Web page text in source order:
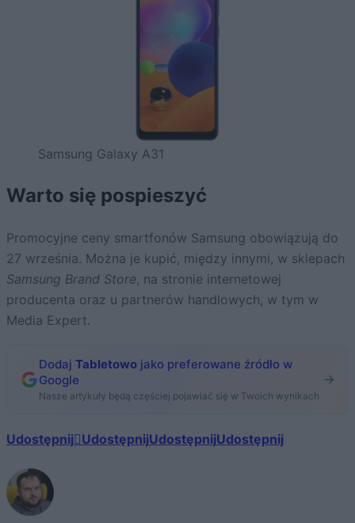
Samsung Galaxy A31
Warto się pospieszyć
Promocyjne ceny smartfonów Samsung obowiązują do
27 września. Można je kupić, między innymi, w sklepach
Samsung Brand Store, na stronie internetowej
producenta oraz u partnerów handlowych, w tym w
Media Expert.
Dodaj Tabletowo jako preferowane źródło w
Google
Nasze artykuły będą częściej pojawiać się w Twoich wynikach
Udostępnij UdostępnijUdostępnijUdostępnij